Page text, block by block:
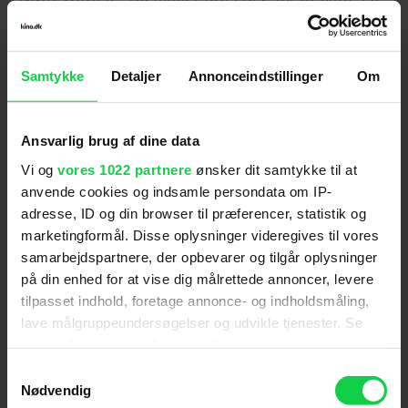
Samtykke Detaljer Annonceindstillinger Om
Ansvarlig brug af dine data
Vi og vores 1022 partnere ønsker dit samtykke til at
anvende cookies og indsamle persondata om IP-
adresse, ID og din browser til præferencer, statistik og
marketingformål. Disse oplysninger videregives til vores
samarbejdspartnere, der opbevarer og tilgår oplysninger
på din enhed for at vise dig målrettede annoncer, levere
tilpasset indhold, foretage annonce- og indholdsmåling,
lave målgruppeundersøgelser og udvikle tjenester. Se
tilbage eller ændre indstillinger fra vores
Nødvendig
gyserfilm, der toppede biograf-hitlisten her i
landet. Fortsættelsen solgte 45.667 billetter inkl.
forpremierer, da den havde premiere i december
2023.
altså ikke baseret på tidligere film, bøger eller
andre forlæg, der har succes.
Førnævnte 'Sinners' blev især i USA en kæmpe
succes, hvor den fikden bedste åbningsweekend
for en original film i dette årti. Begge film er i
øvrigt produceret af Warner Bros.
'Weapons' kan ses i biografen lige nu.
for at ændre dine indstillinger.